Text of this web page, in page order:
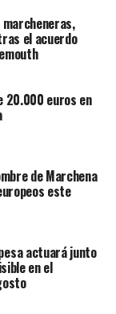
marcheneras,
el acuerdo
20.000 euros en
de Marchena
este
actuará junto
en el